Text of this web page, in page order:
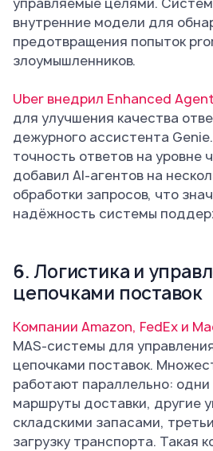
внутренние модели для
предотвращения попыток
злоумышленников.
Uber внедрил Enhanced
для улучшения качества
дежурного ассистента
точность ответов на уровне
добавил AI-агентов на
обработки запросов, что
надёжность системы
6. Логистика и
цепочками поставок
Компании Amazon, FedEx и
MAS-системы для
цепочками поставок.
работают параллельно:
маршруты доставки, другие
складскими запасами,
загрузку транспорта. Такая